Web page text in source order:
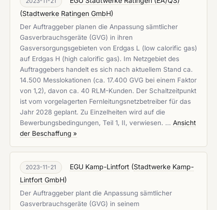
(Stadtwerke Ratingen GmbH)
Der Auftraggeber planen die Anpassung sämtlicher
Gasverbrauchsgeräte (GVG) in ihren
Gasversorgungsgebieten von Erdgas L (low calorific gas)
auf Erdgas H (high calorific gas). Im Netzgebiet des
Auftraggebers handelt es sich nach aktuellem Stand ca.
14.500 Messlokationen (ca. 17.400 GVG bei einem Faktor
von 1,2), davon ca. 40 RLM-Kunden. Der Schaltzeitpunkt
ist vom vorgelagerten Fernleitungsnetzbetreiber für das
Jahr 2028 geplant. Zu Einzelheiten wird auf die
Bewerbungsbedingungen, Teil 1, II, verwiesen. … Ansicht
der Beschaffung »
2023-11-21 EGU Kamp-Lintfort (Stadtwerke Kamp-
Lintfort GmbH)
Der Auftraggeber plant die Anpassung sämtlicher
Gasverbrauchsgeräte (GVG) in seinem